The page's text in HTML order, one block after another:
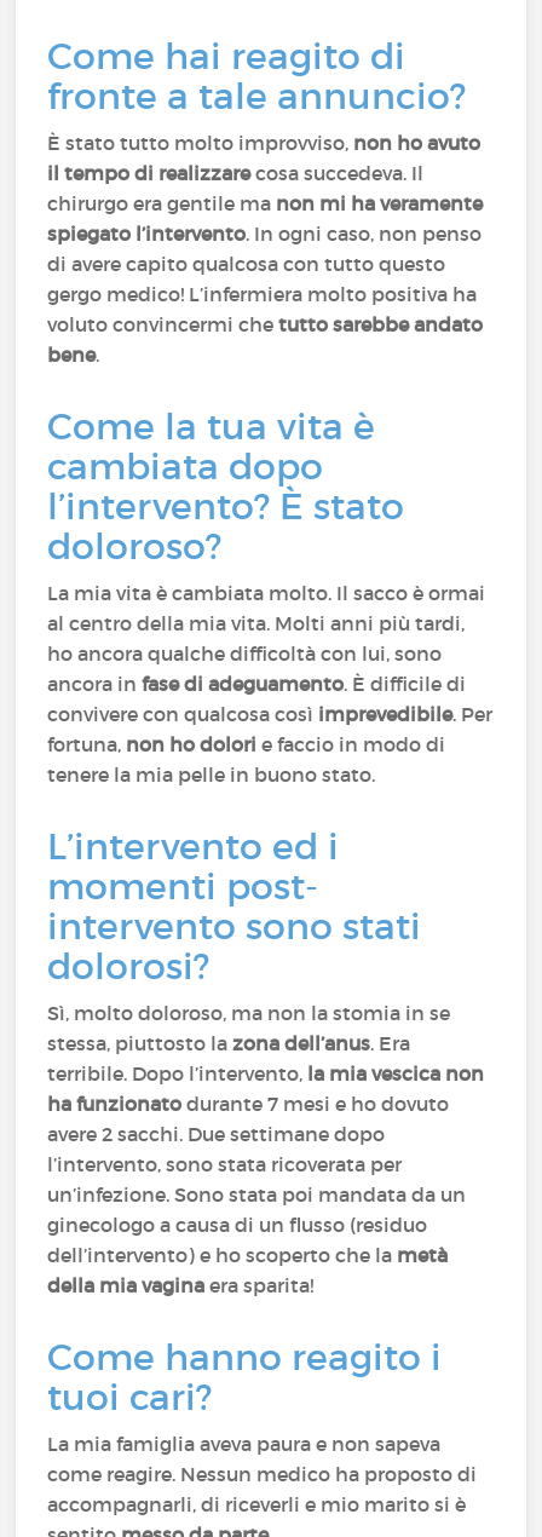
Come hai reagito di
fronte a tale annuncio?
È stato tutto molto improvviso, non ho avuto
il tempo di realizzarecosa succedeva. Il
chirurgo era gentile ma non mi ha veramente
spiegato l’intervento. In ogni caso, non penso
di avere capito qualcosa con tutto questo
gergo medico! L’infermiera molto positiva ha
voluto convincermi chetutto sarebbe andato
bene.
Come la tua vita è
cambiata dopo
l’intervento? È stato
doloroso?
La mia vita è cambiata molto. Il sacco è ormai
al centro della mia vita. Molti anni più tardi,
ho ancora qualche difficoltà con lui, sono
ancora infase di adeguamento. È difficile di
convivere con qualcosa così imprevedibile. Per
fortuna, non ho dolori e faccio in modo di
tenere la mia pelle in buono stato.
L’intervento ed i
momenti post-
intervento sono stati
dolorosi?
Sì, molto doloroso, ma non la stomia in se
stessa, piuttosto lazona dell’anus. Era
terribile. Dopo l’intervento, la mia vescica non
ha funzionatodurante 7 mesi e ho dovuto
avere 2 sacchi. Due settimane dopo
l’intervento, sono stata ricoverata per
un’infezione. Sono stata poi mandata da un
ginecologo a causa di un flusso (residuo
dell’intervento) e ho scoperto che la metà
della mia vagina era sparita!
Come hanno reagito i
tuoi cari?
La mia famiglia aveva paura e non sapeva
come reagire. Nessun medico ha proposto di
accompagnarli, di riceverli e mio marito si è